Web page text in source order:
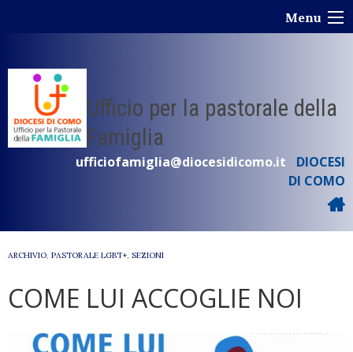
Menu
Ufficio per la pastorale della
Famiglia
ufficiofamiglia@diocesidicomo.it
DIOCESI
DI COMO
ARCHIVIO, PASTORALE LGBT+, SEZIONI
COME LUI ACCOGLIE NOI